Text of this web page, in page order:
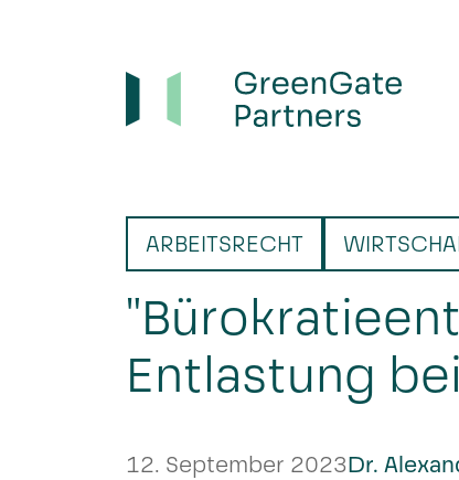
ARBEITSRECHT
Entlastung
12. September 2023Dr.